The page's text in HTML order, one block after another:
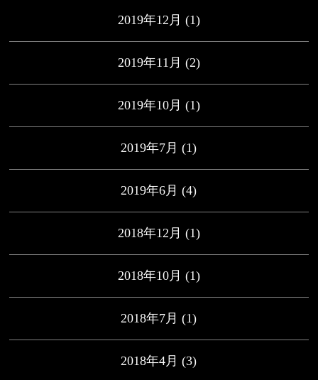
2019年12月 (1)
2019年11月 (2)
2019年10月 (1)
2019年7月 (1)
2019年6月 (4)
2018年12月 (1)
2018年10月 (1)
2018年7月 (1)
2018年4月 (3)